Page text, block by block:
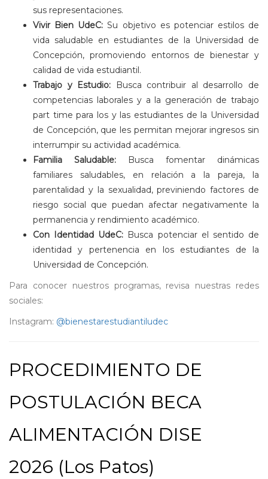
sus representaciones.
Vivir Bien UdeC: Su objetivo es potenciar estilos de
vida saludable en estudiantes de la Universidad de
Concepción, promoviendo entornos de bienestar y
calidad de vida estudiantil.
Trabajo y Estudio: Busca contribuir al desarrollo de
competencias laborales y a la generación de trabajo
part time para los y las estudiantes de la Universidad
de Concepción, que les permitan mejorar ingresos sin
interrumpir su actividad académica.
Familia Saludable: Busca fomentar dinámicas
familiares saludables, en relación a la pareja, la
parentalidad y la sexualidad, previniendo factores de
riesgo social que puedan afectar negativamente la
permanencia y rendimiento académico.
Con Identidad UdeC: Busca potenciar el sentido de
identidad y pertenencia en los estudiantes de la
Universidad de Concepción.
Para conocer nuestros programas, revisa nuestras redes
sociales:
Instagram: @bienestarestudiantiludec
PROCEDIMIENTO DE
POSTULACIÓN BECA
ALIMENTACIÓN DISE
2026 (Los Patos)